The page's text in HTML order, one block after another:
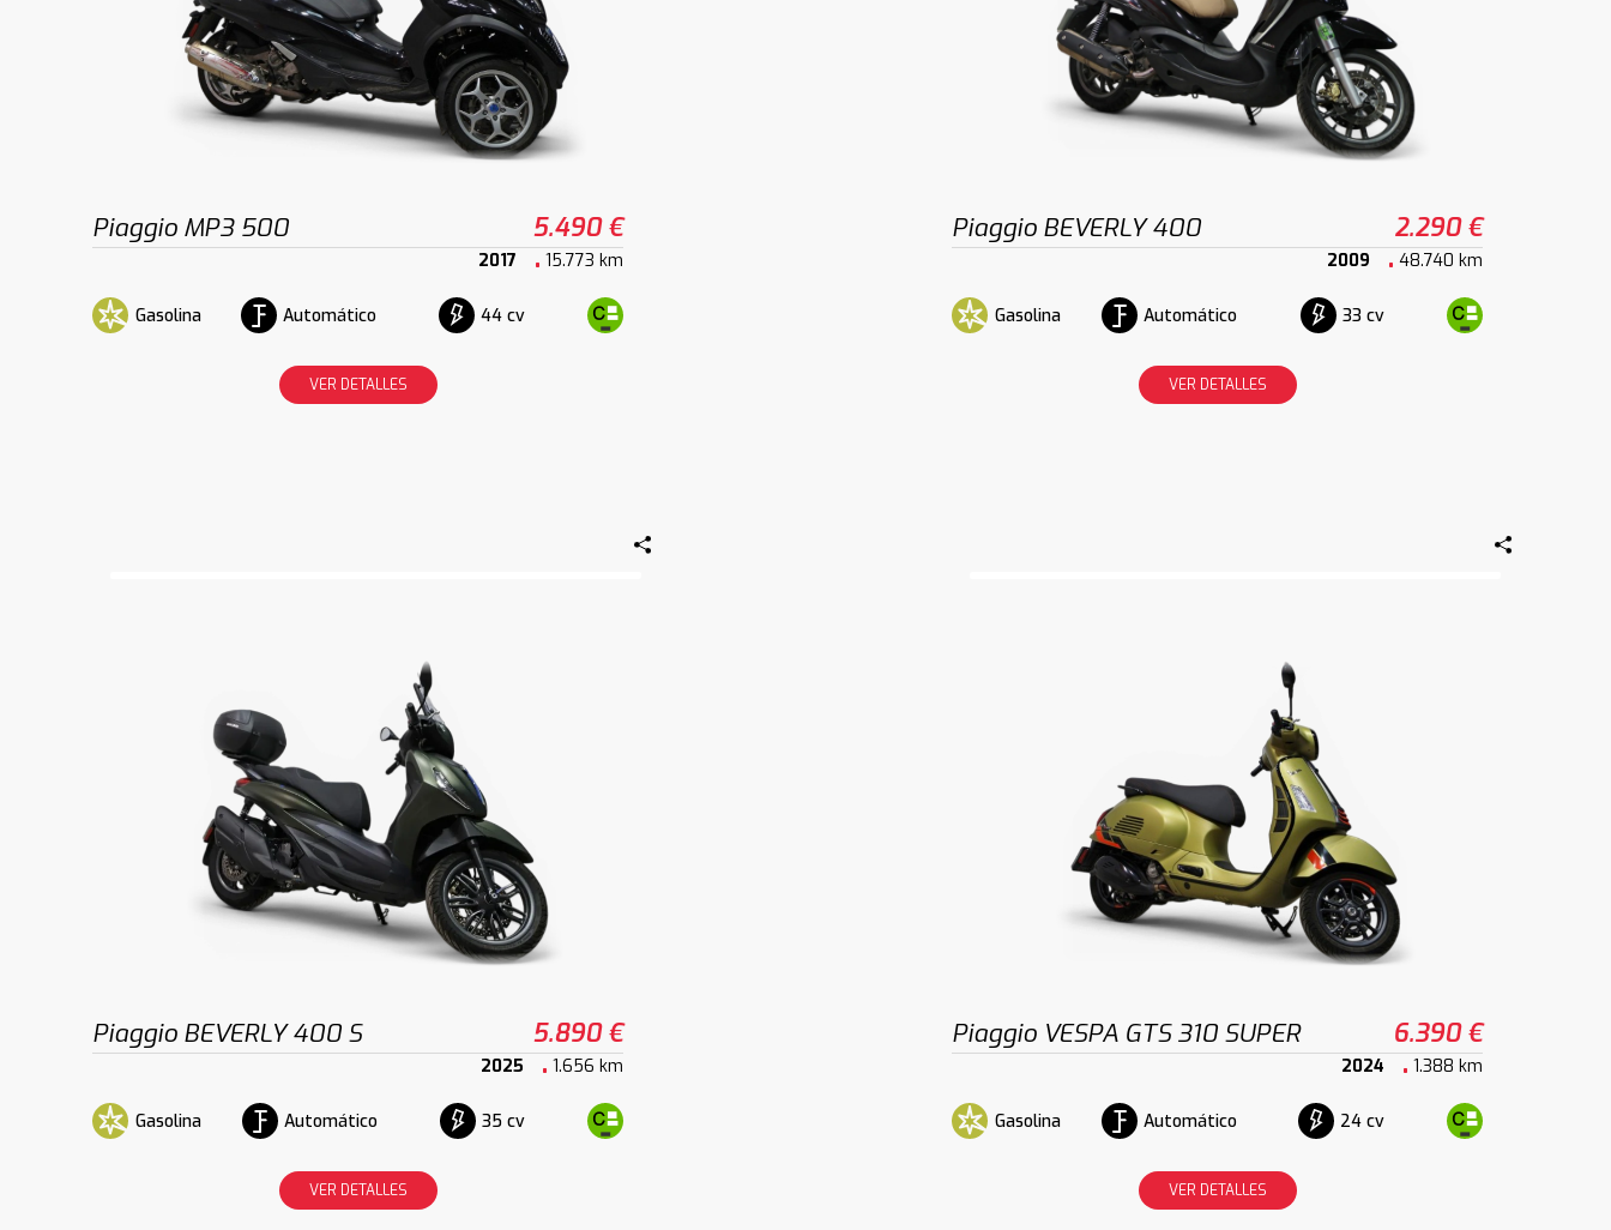
Piaggio MP3 500 5.490 €
2017 15.773 km
Gasolina Automático 44 cv
VER DETALLES
Piaggio BEVERLY 400 2.290 €
2009 48.740 km
Gasolina Automático 33 cv
VER DETALLES
Piaggio BEVERLY 400 S 5.890 €
2025 1.656 km
Gasolina Automático 35 cv
VER DETALLES
Piaggio VESPA GTS 310 SUPER 6.390 €
2024 1.388 km
Gasolina Automático 24 cv
VER DETALLES